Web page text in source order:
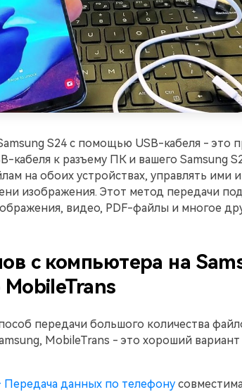
S24 с помощью USB-кабеля - это
кабеля к разъему ПК и вашего Samsung
на обоих устройствах, управлять ими
изображения. Этот метод передачи
видео, PDF-файлы и многое
с компьютера на
передачи большого количества
MobileTrans - это хороший вариант
Передача данных по телефону